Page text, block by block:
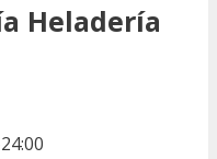
Heladería